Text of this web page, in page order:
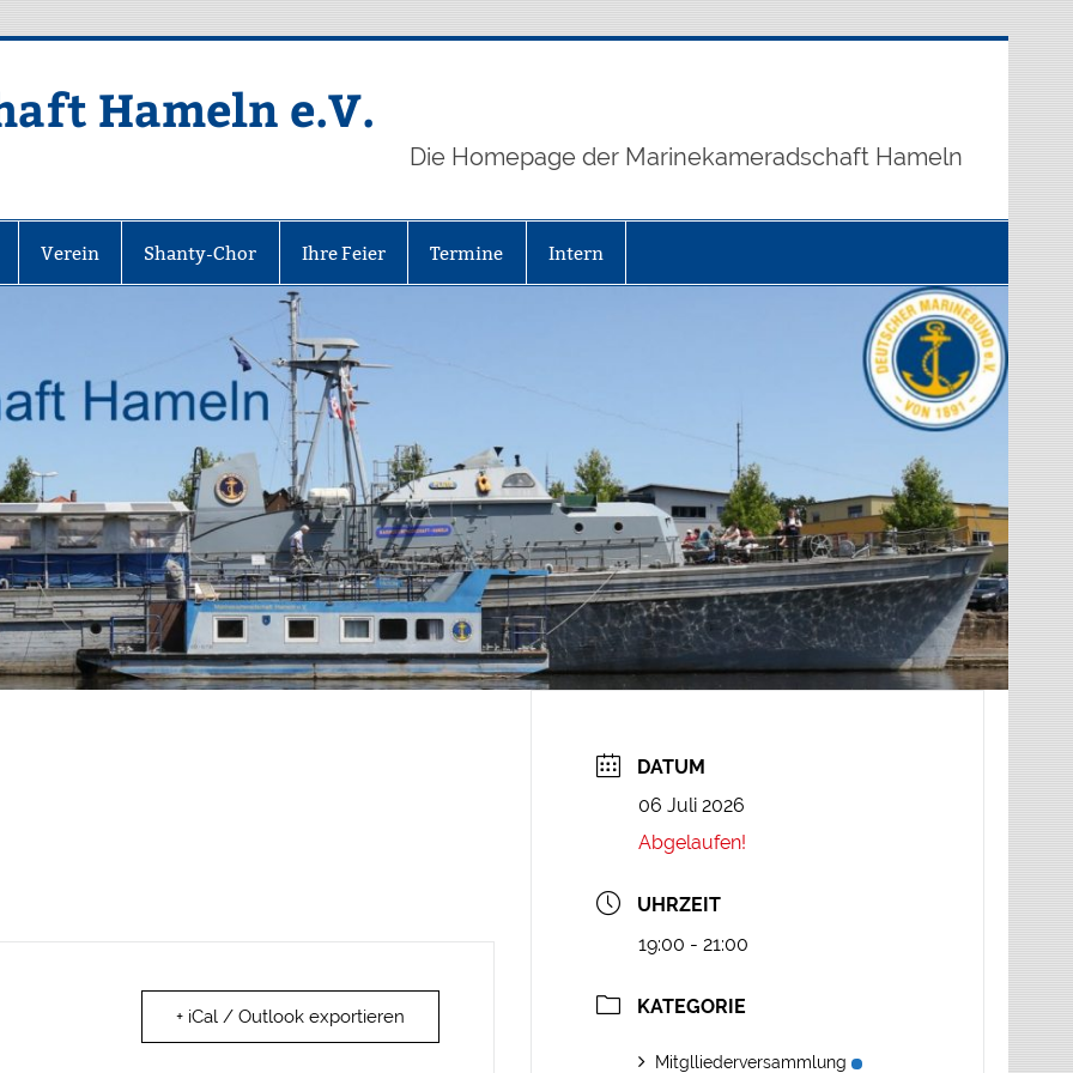
Hameln e.V.
Die Homepage der Marinekameradschaft Hameln
Verein Shanty-Chor Ihre Feier Termine Intern
+ iCal / Outlook exportieren
DATUM
06 Juli 2026
Abgelaufen!
UHRZEIT
19:00 - 21:00
KATEGORIE
Mitglliederversammlung